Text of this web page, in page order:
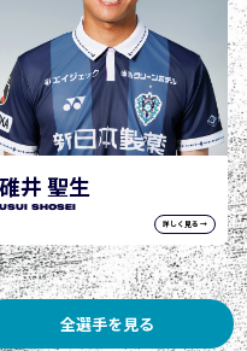
ウェリック ポポ
WERIK POPÓ
詳しく見る →
全選手を見る